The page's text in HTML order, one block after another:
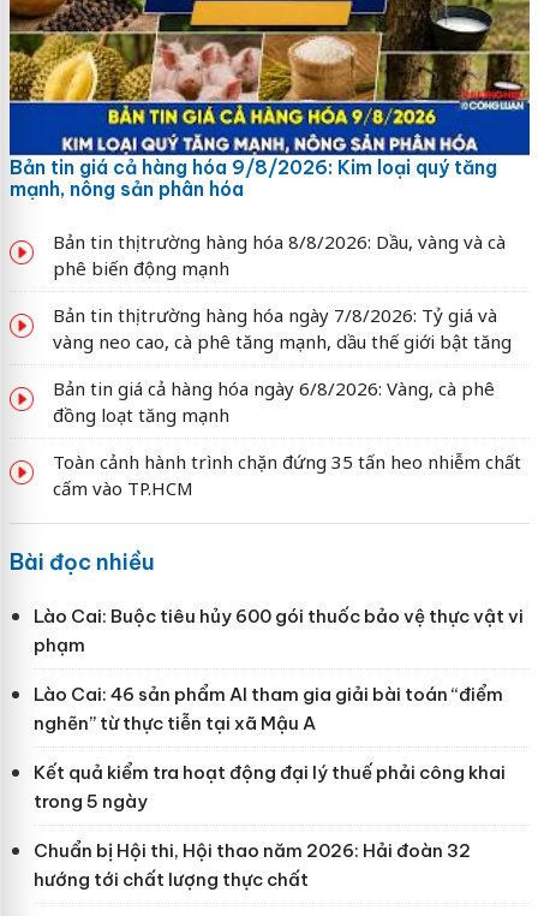
Bản tin giá cả hàng hóa 9/8/2026: Kim loại quý tăng
mạnh, nông sản phân hóa
Bản tin thị trường hàng hóa 8/8/2026: Dầu, vàng và cà
phê biến động mạnh
Bản tin thị trường hàng hóa ngày 7/8/2026: Tỷ giá và
vàng neo cao, cà phê tăng mạnh, dầu thế giới bật tăng
Bản tin giá cả hàng hóa ngày 6/8/2026: Vàng, cà phê
đồng loạt tăng mạnh
Toàn cảnh hành trình chặn đứng 35 tấn heo nhiễm chất
cấm vào TP.HCM
Bài đọc nhiều
Lào Cai: Buộc tiêu hủy 600 gói thuốc bảo vệ thực vật vi
phạm
Lào Cai: 46 sản phẩm AI tham gia giải bài toán “điểm
nghẽn” từ thực tiễn tại xã Mậu A
Kết quả kiểm tra hoạt động đại lý thuế phải công khai
trong 5 ngày
Chuẩn bị Hội thi, Hội thao năm 2026: Hải đoàn 32
hướng tới chất lượng thực chất